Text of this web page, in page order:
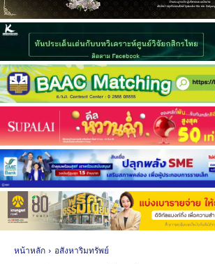
หน้าหลัก อสังหาริมทรัพย์